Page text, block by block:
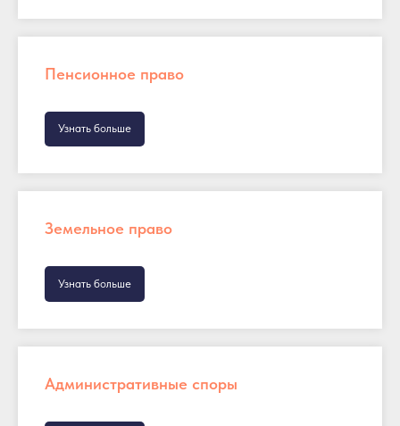
Пенсионное право
Узнать больше
Земельное право
Узнать больше
Административные споры